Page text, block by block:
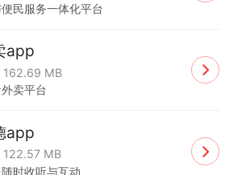
民服务一体化平台
app
162.69 MB
卖平台
app
122.57 MB
时收听与互动